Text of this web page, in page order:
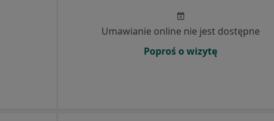
Umawianie online nie jest dostępne
Poproś o wizytę